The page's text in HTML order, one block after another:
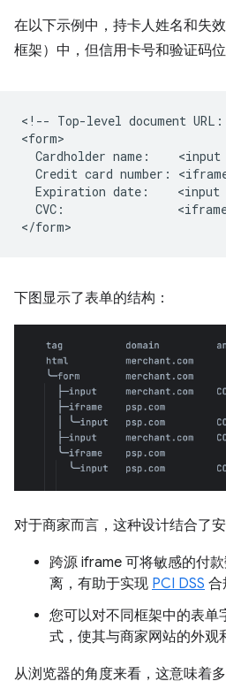
在以下示例中，持卡人姓名和失
框架）中，但信用卡号和验证码位
<!-- Top-level document
<form>
Cardholder name:    <input
Credit card number:
Expiration date:    <input
CVC:
下图显示了表单的结构：
对于商家而言，这种设计结合了
跨源 iframe 可将敏感的付
离，有助于实现 PCI DSS 合
您可以对不同框架中的表单
式，使其与商家网站的外观
从浏览器的角度来看，这意味着